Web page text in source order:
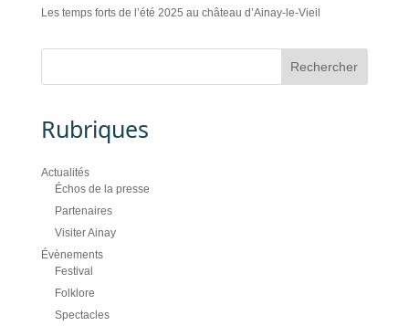
Les temps forts de l’été 2025 au château d’Ainay-le-Vieil
Rubriques
Actualités
Échos de la presse
Partenaires
Visiter Ainay
Évènements
Festival
Folklore
Spectacles